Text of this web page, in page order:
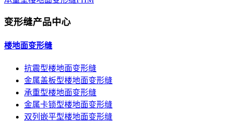
变形缝产品中心
楼地面变形缝
抗震型楼地面变形缝
金属盖板型楼地面变形缝
承重型楼地面变形缝
金属卡锁型楼地面变形缝
双列嵌平型楼地面变形缝